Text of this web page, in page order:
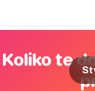
Koliko te